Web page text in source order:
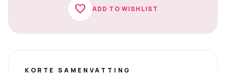
favorite ADD TO WISHLIST
KORTE SAMENVATTING